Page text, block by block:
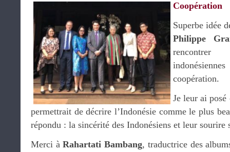
Coopération
Superbe idée
Philippe
coopération.
Je leur ai posé
permettrait de décrire l’Indonésie comme le plus
répondu : la sincérité des Indonésiens et leur sourire
Merci àRahartati Bambang, traductrice des